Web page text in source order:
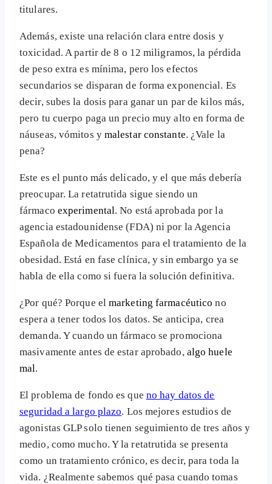
titulares.
Además, existe una relación clara entre dosis y
toxicidad. A partir de 8 o 12 miligramos, la pérdida
de peso extra es mínima, pero los efectos
secundarios se disparan de forma exponencial. Es
decir, subes la dosis para ganar un par de kilos más,
pero tu cuerpo paga un precio muy alto en forma de
náuseas, vómitos y malestar constante. ¿Vale la
pena?
Este es el punto más delicado, y el que más debería
preocupar. La retatrutida sigue siendo un
fármaco experimental. No está aprobada por la
agencia estadounidense (FDA) ni por la Agencia
Española de Medicamentos para el tratamiento de la
obesidad. Está en fase clínica, y sin embargo ya se
habla de ella como si fuera la solución definitiva.
¿Por qué? Porque elmarketing farmacéutico no
espera a tener todos los datos. Se anticipa, crea
demanda. Y cuando un fármaco se promociona
masivamente antes de estar aprobado, algo huele
mal.
El problema de fondo es que no hay datos de
seguridad a largo plazo. Los mejores estudios de
agonistas GLP solo tienen seguimiento de tres años y
medio, como mucho. Y la retatrutida se presenta
como un tratamiento crónico, es decir, para toda la
vida. ¿Realmente sabemos qué pasa cuando tomas